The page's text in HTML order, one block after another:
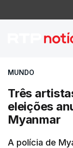
Três
MUNDO
Três
eleições
Myanmar
A polícia de